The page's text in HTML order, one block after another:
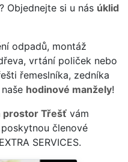
Objednejte si u nás úklid
odpadů, montáž
vrtání poliček nebo
řemeslníka, zedníka
hodinové manžely!
prostor Třešť vám
členové
SERVICES.